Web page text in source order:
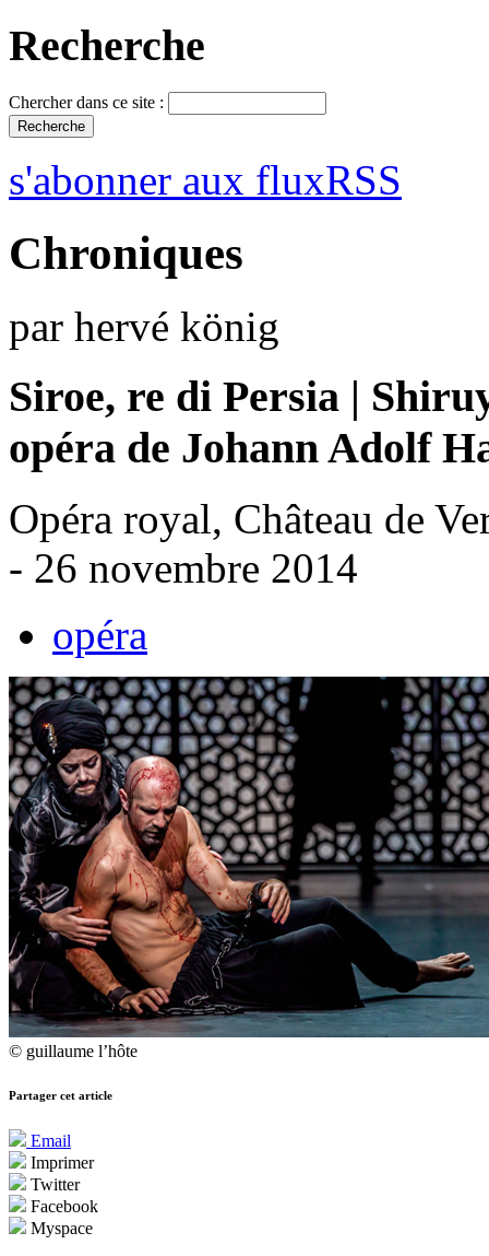
Recherche
Chercher dans ce site :
s'abonner aux fluxRSS
Chroniques
par hervé könig
Siroe, re di Persia |
opéra de Johann Adolf
Opéra royal, Château de
- 26 novembre 2014
opéra
© guillaume l’hôte
Partager cet article
Email
Imprimer
Twitter
Facebook
Myspace